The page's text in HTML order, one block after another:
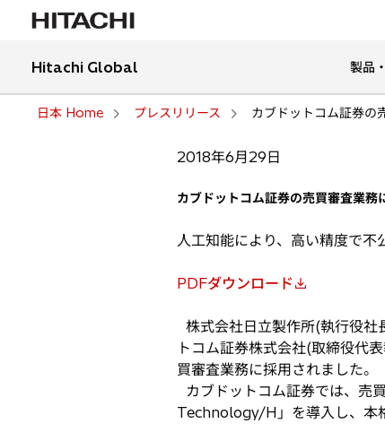
Hitachi Global 製品
日本 Home プレスリリース カブドットコム証券
2018年6月29日
カブドットコム証券の売買審査業
人工知能により、高い精度で不
PDFダウンロード
新
い
タ
ブ
で
開
株式会社日立製作所(執行役
トコム証券株式会社(取締役代
買審査業務に採用されました。
カブドットコム証券では、売
Technology/H」を導入し、本